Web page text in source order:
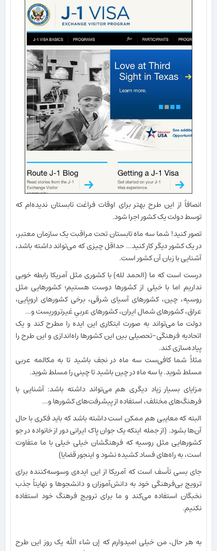
انصافاً از این طرح بهتر برای اوقات فراغت تابستان ندیده‌ام که
توسط دولت یک کشور اجرا شود.
تصور کنید! شما سه ماه تابستان تحت مراقبت یک سازمان معتبر،
در یک کشور دیگر کار کنید... حداقل چیزی که می‌تواند داشته باشد،
آشنایی با زبان آن کشور است.
درست است که ما (الحمد لله) با کشوری مثل آمریکا رابطه خوبی
نداریم اما با خیلی از کشورها دوست هستیم؛ کشورهایی مثل
روسیه، چین، کشورهای آسیای شرقی، برخی کشورهای اروپایی،
عراق، کشورهای شمال ایران، کشورهای عربیِ غیرتروریست و...
دولت ما می‌تواند به صورت ابتکاری این ایده را مطرح کند و یک
اتحادیه فرهنگی-تحصیلی بین این کشورها راه‌اندازی و این طرح را
پیاده‌سازی کند.
مثلاً شما کافی‌ست سه ماه در نجف باشید تا به مکالمه عربی
مسلط شوید. یا سه ماه در چین باشید تا چینی را مسلط شوید.
مزایای بسیار زیاد دیگری هم می‌تواند داشته باشد: آشنایی با
فرهنگ‌های مختلف، استفاده از پیشرفت‌های کشورها و...
البته که معایبی هم ممکن است داشته باشد که باید فکری با حال
آن‌ها بشود. (از جمله اینکه یک جوان پاک ایرانی دور از خانواده در جو
کشورهایی مثل روسیه که فرهنگشان خیلی خیلی با ما متفاوت
است، به راه‌های فساد کشیده نشود و اینجور قضایا)
جای بسی تأسف است که آمریکا از این ایده‌ی وسوسه‌کننده برای
ترویج بی‌فرهنگی خود به دانش‌آموزان و دانشجوها و نهایتاً جذب
نخبگان استفاده می‌کند و ما برای ترویج فرهنگ خود استفاده
نکنیم.
به هر حال، من خیلی امیدوارم که إن شاء الله یک روز این طرح